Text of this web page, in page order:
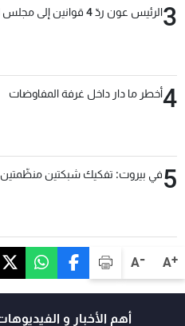
A+
A-
3الرئيس عون ردّ 4 قوانين إلى مجلس النواب
4أخطر ما دار داخل غرفة المفاوضات
5في بيروت: تفكيك شبكتين منظّمتين
أهم الأخبار و